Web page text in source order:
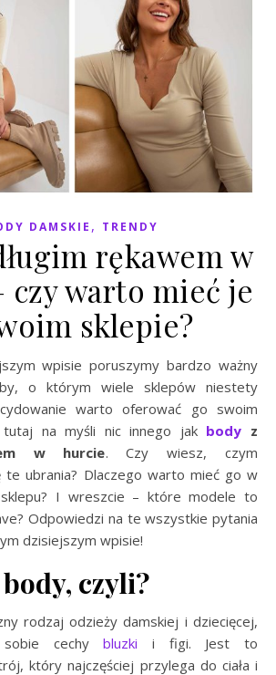
DAMSKIE , TRENDY
rękawem w
czy warto mieć je
sklepie?
o którym wiele sklepów niestety
warto oferować go swoim
tutaj na myśli nic innego jak body z
w hurcie. Czy wiesz, czym
te ubrania? Dlaczego warto mieć go w
I wreszcie – które modele to
Odpowiedzi na te wszystkie pytania
dzisiejszym wpisie!
czyli?
rodzaj odzieży damskiej i dziecięcej,
cechybluzki i figi. Jest to
który najczęściej przylega do ciała i